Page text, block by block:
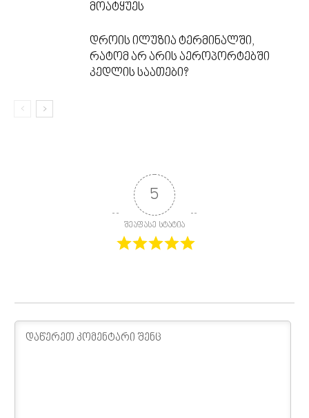
მოატყუეს
დროის ილუზია ტერმინალში,
რატომ არ არის აეროპორტებში
კედლის საათები?
5
შეაფასე სტატია